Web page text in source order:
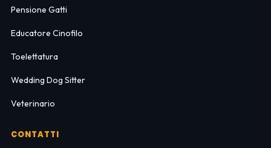
Pensione Gatti
Educatore Cinofilo
Toelettatura
Wedding Dog Sitter
Veterinario
CONTATTI